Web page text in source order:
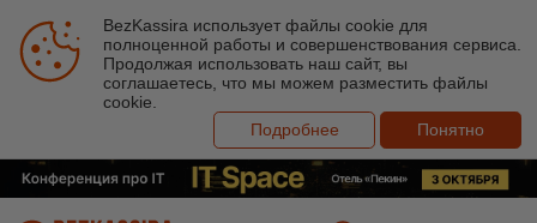
BezKassira использует файлы cookie для
полноценной работы и совершенствования сервиса.
Продолжая использовать наш сайт, вы
соглашаетесь, что мы можем разместить файлы
cookie.
Подробнее
Понятно